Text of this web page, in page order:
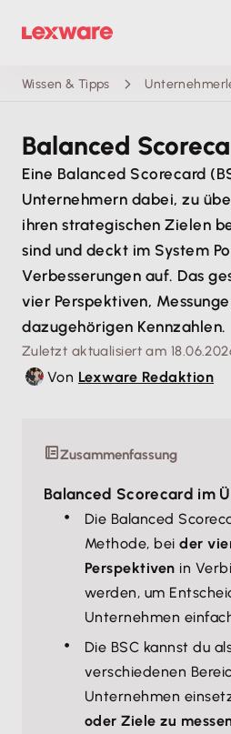
Wissen & Tipps
Balanced
Eine Balanced Scorecard
Unternehmern dabei, zu
ihren strategischen Zielen
sind und deckt im System
Verbesserungen auf. Das
vier Perspektiven,
dazugehörigen Kennzahlen.
Zuletzt aktualisiert am
Von Lexware Redaktion
Zusammenfassung
Balanced Scorecard im
Die Balanced
Methode, beider
Perspektiven in
werden, um
Unternehmen
Die BSC kannst du
verschiedenen
Unternehmen
oder Ziele zu